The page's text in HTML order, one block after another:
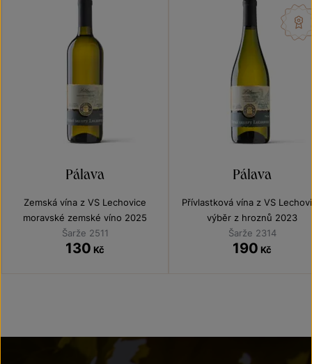
Pálava
Zemská vína z VS Lechovice
moravské zemské víno 2025
Šarže 2511
130 Kč
Pálava
Přívlastková vína z VS
výběr z hroznů 2023
Šarže 2314
190 Kč